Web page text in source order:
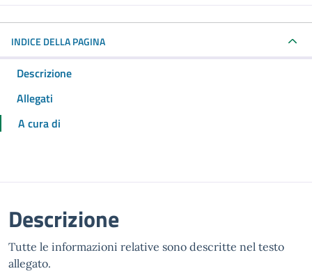
INDICE DELLA PAGINA
Descrizione
Allegati
A cura di
Descrizione
Tutte le informazioni relative sono descritte nel testo
allegato.